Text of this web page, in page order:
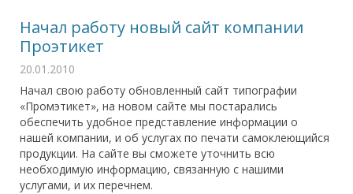
Начал работу новый сайт компании
Проэтикет
20.01.2010
Начал свою работу обновленный сайт типографии
«Промэтикет», на новом сайте мы постарались
обеспечить удобное представление информации о
нашей компании, и об услугах по печати самоклеющийся
продукции. На сайте вы сможете уточнить всю
необходимую информацию, связанную с нашими
услугами, и их перечнем.